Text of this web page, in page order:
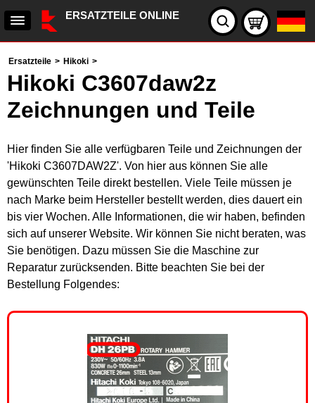
ERSATZTEILE ONLINE
Ersatzteile > Hikoki >
Hikoki C3607daw2z
Zeichnungen und Teile
Hier finden Sie alle verfügbaren Teile und Zeichnungen der
'Hikoki C3607DAW2Z'. Von hier aus können Sie alle
gewünschten Teile direkt bestellen. Viele Teile müssen je
nach Marke beim Hersteller bestellt werden, dies dauert ein
bis vier Wochen. Alle Informationen, die wir haben, befinden
sich auf unserer Website. Wir können Sie nicht beraten, was
Sie benötigen. Dazu müssen Sie die Maschine zur
Reparatur zurücksenden. Bitte beachten Sie bei der
Bestellung Folgendes: